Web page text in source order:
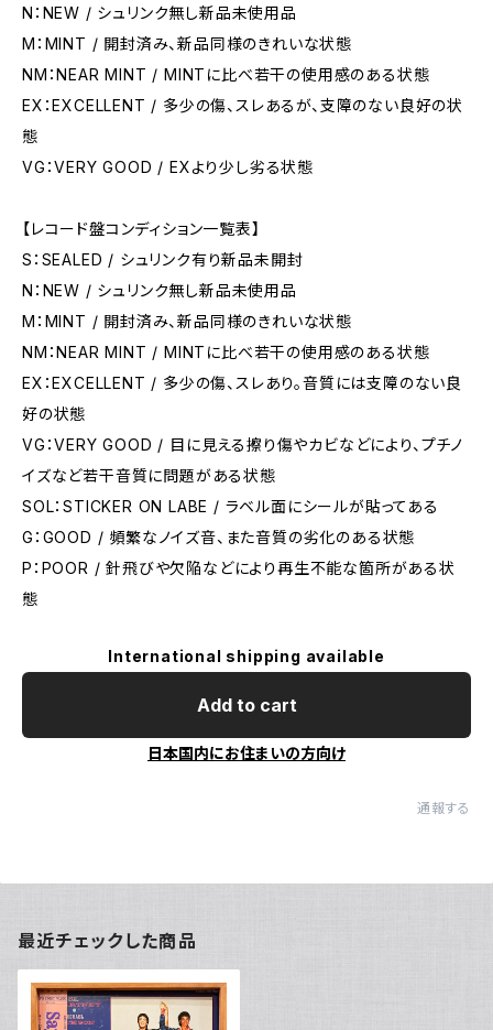
N：NEW / シュリンク無し新品未使用品
M：MINT / 開封済み、新品同様のきれいな状態
NM：NEAR MINT / MINTに比べ若干の使用感のある状態
EX：EXCELLENT / 多少の傷、スレあるが、支障のない良好の状
態
VG：VERY GOOD / EXより少し劣る状態
【レコード盤コンディション一覧表】
S：SEALED / シュリンク有り新品未開封
N：NEW / シュリンク無し新品未使用品
M：MINT / 開封済み、新品同様のきれいな状態
NM：NEAR MINT / MINTに比べ若干の使用感のある状態
EX：EXCELLENT / 多少の傷、スレあり。音質には支障のない良
好の状態
VG：VERY GOOD / 目に見える擦り傷やカビなどにより、プチノ
イズなど若干音質に問題がある状態
SOL：STICKER ON LABE / ラベル面にシールが貼ってある
G：GOOD / 頻繁なノイズ音、また音質の劣化のある状態
P：POOR / 針飛びや欠陥などにより再生不能な箇所がある状
態
International shipping available
Add to cart
日本国内にお住まいの方向け
通報する
最近チェックした商品